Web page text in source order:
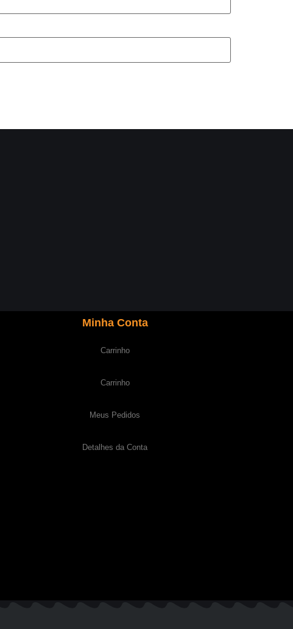
Minha Conta
Carrinho
Carrinho
Meus Pedidos
Detalhes da Conta